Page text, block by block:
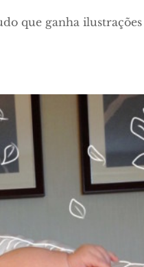
que ganha